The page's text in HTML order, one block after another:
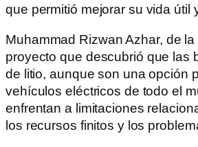
que permitió mejorar su vida útil
Muhammad Rizwan Azhar, de
proyecto que descubrió que las
de litio, aunque son una opción
vehículos eléctricos de todo el
enfrentan a limitaciones
los recursos finitos y los